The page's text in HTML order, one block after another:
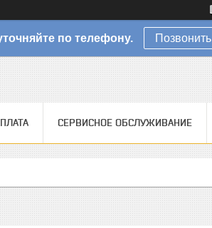
по телефону. Позвонить
СЕРВИСНОЕ ОБСЛУЖИВАНИЕ